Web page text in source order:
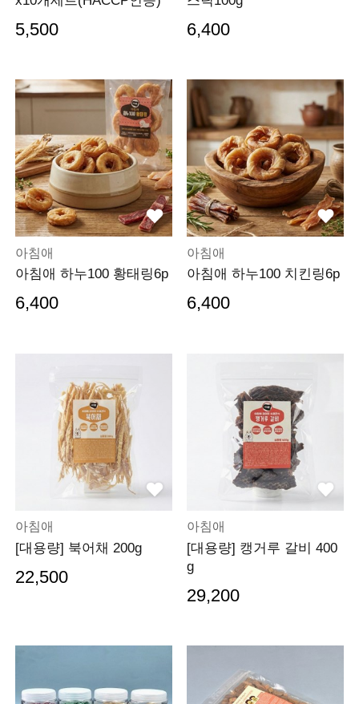
5,500 6,400
아침애
아침애 하누100 황태링6p
6,400
아침애
아침애 하누100 치킨링6p
6,400
아침애
[대용량] 북어채 200g
22,500
아침애
[대용량] 캥거루 갈비 400
g
29,200